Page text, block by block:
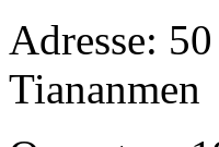
Adresse:
Tiananmen